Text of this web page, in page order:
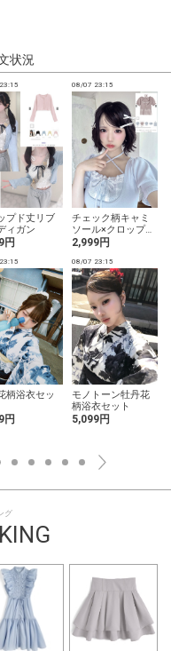
状況
プド丈リブ
ィガン
円
08/07 23:15
チェック柄キャミ
ソール×クロップド
トップスニットア
2,999円
柄浴衣セッ
円
08/07 23:15
モノトーン牡丹花
柄浴衣セット
5,099円
グ